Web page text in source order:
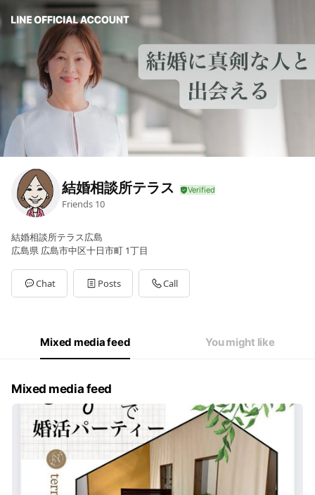
結婚相談所テラス
Friends 10
結婚相談所テラス広島
広島県 広島市中区十日市町 1丁目
Chat Posts Call
Mixed media feed You might like
Mixed media feed